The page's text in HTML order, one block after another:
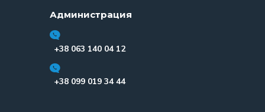
Администрация
+38 063 140 04 12
+38 099 019 34 44